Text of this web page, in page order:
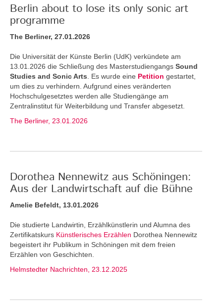
Berlin about to lose its only sonic art
programme
The Berliner, 27.01.2026
Die Universität der Künste Berlin (UdK) verkündete am
13.01.2026 die Schließung des Masterstudiengangs Sound
Studies and Sonic Arts . Es wurde eine Petition gestartet,
um dies zu verhindern. Aufgrund eines veränderten
Hochschulgesetztes werden alle Studiengänge am
Zentralinstitut für Weiterbildung und Transfer abgesetzt.
The Berliner, 23.01.2026
Dorothea Nennewitz aus Schöningen:
Aus der Landwirtschaft auf die Bühne
Amelie Befeldt, 13.01.2026
Die studierte Landwirtin, Erzählkünstlerin und Alumna des
Zertifikatskurs Künstlerisches Erzählen Dorothea Nennewitz
begeistert ihr Publikum in Schöningen mit dem freien
Erzählen von Geschichten.
Helmstedter Nachrichten, 23.12.2025